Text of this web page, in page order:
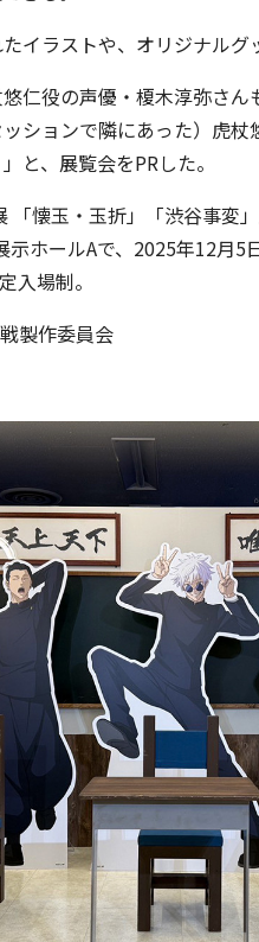
イラストや、オリジナルグ
仁役の声優・榎木淳弥さ
ションで隣にあった）虎
と、展覧会をPRした。
「懐玉・玉折」「渋谷事変
示ホールAで、2025年12月
入場制。
製作委員会